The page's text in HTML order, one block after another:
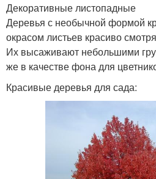
Декоративные листопадные
Деревья с необычной формой
окрасом листьев красиво
Их высаживают небольшими
же в качестве фона для
Красивые деревья для сада: